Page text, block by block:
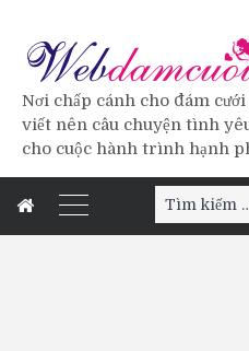
Nơi chấp cánh cho đám
viết nên câu chuyện tình
cho cuộc hành trình hạnh
Tìm
kiếm: